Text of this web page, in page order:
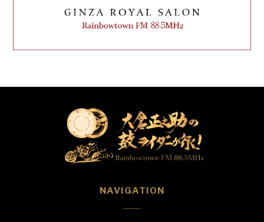
NAVIGATION